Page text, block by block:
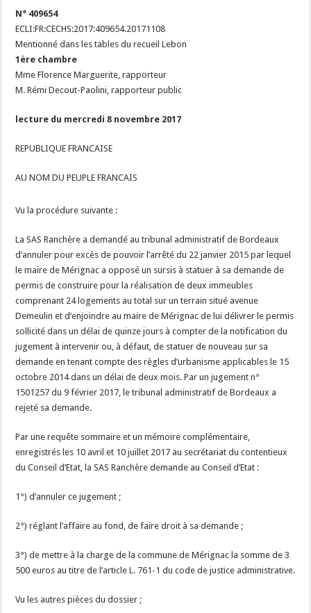
N° 409654
ECLI:FR:CECHS:2017:409654.20171108
Mentionné dans les tables du recueil Lebon
1ère chambre
Mme Florence Marguerite, rapporteur
M. Rémi Decout-Paolini, rapporteur public
lecture du mercredi 8 novembre 2017
REPUBLIQUE FRANCAISE
AU NOM DU PEUPLE FRANCAIS
Vu la procédure suivante :
La SAS Ranchère a demandé au tribunal administratif de Bordeaux
d’annuler pour excès de pouvoir l’arrêté du 22 janvier 2015 par lequel
le maire de Mérignac a opposé un sursis à statuer à sa demande de
permis de construire pour la réalisation de deux immeubles
comprenant 24 logements au total sur un terrain situé avenue
Demeulin et d’enjoindre au maire de Mérignac de lui délivrer le permis
sollicité dans un délai de quinze jours à compter de la notification du
jugement à intervenir ou, à défaut, de statuer de nouveau sur sa
demande en tenant compte des règles d’urbanisme applicables le 15
octobre 2014 dans un délai de deux mois. Par un jugement n°
1501257 du 9 février 2017, le tribunal administratif de Bordeaux a
rejeté sa demande.
Par une requête sommaire et un mémoire complémentaire,
enregistrés les 10 avril et 10 juillet 2017 au secrétariat du contentieux
du Conseil d’Etat, la SAS Ranchère demande au Conseil d’Etat :
1°) d’annuler ce jugement ;
2°) réglant l’affaire au fond, de faire droit à sa demande ;
3°) de mettre à la charge de la commune de Mérignac la somme de 3
500 euros au titre de l’article L. 761-1 du code de justice administrative.
Vu les autres pièces du dossier ;